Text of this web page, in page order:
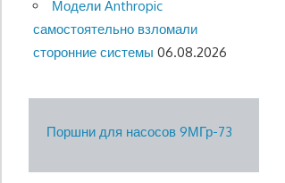
Модели Anthropic
самостоятельно взломали
сторонние системы 06.08.2026
Поршни для насосов 9МГр-73